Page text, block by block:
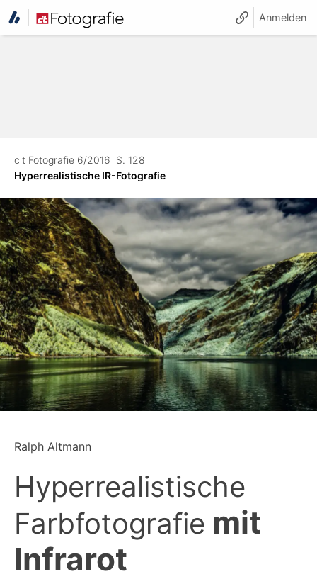
Anmelden
c't Fotografie 6/2016 S. 128
Hyperrealistische IR-Fotografie
Ralph Altmann
Hyperrealistische
Farbfotografie mit
Infrarot